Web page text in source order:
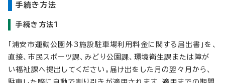
手続き方法
手続き方法1
「浦安市運動公園外3施設駐車場利用料金に関する届出書」を、
直接、市民スポーツ課、みどり公園課、環境衛生課または障が
い福祉課へ提出してください。届け出をした月の翌々月から、